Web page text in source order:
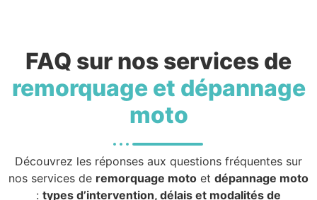
FAQ sur nos services de
remorquage et dépannage
moto
Découvrez les réponses aux questions fréquentes sur
nos services de remorquage moto et dépannage moto
: types d’intervention, délais et modalités de